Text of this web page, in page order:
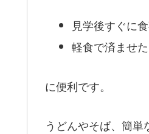
見学後すぐに
軽食で済ませ
に便利です。
うどんやそば、簡単